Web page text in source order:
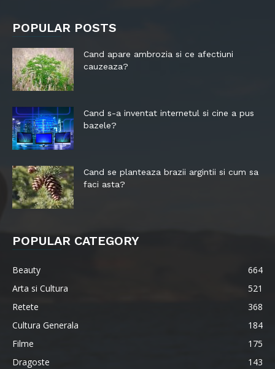
POPULAR POSTS
Cand apare ambrozia si ce afectiuni
cauzeaza?
Cand s-a inventat internetul si cine a pus
bazele?
Cand se planteaza brazii argintii si cum sa
faci asta?
POPULAR CATEGORY
Beauty
664
Arta si Cultura
521
Retete
368
Cultura Generala
184
Filme
175
Dragoste
143